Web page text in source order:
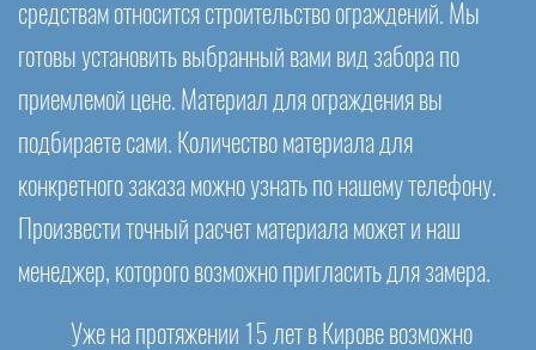
средствам относится строительство ограждений. Мы
готовы установить выбранный вами вид забора по
приемлемой цене. Материал для ограждения вы
подбираете сами. Количество материала для
конкретного заказа можно узнать по нашему телефону.
Произвести точный расчет материала может и наш
менеджер, которого возможно пригласить для замера.
Уже на протяжении 15 лет в Кирове возможно